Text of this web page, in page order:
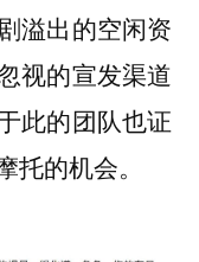
溢出的空闲资
视的宣发渠道
此的团队也证
的机会。